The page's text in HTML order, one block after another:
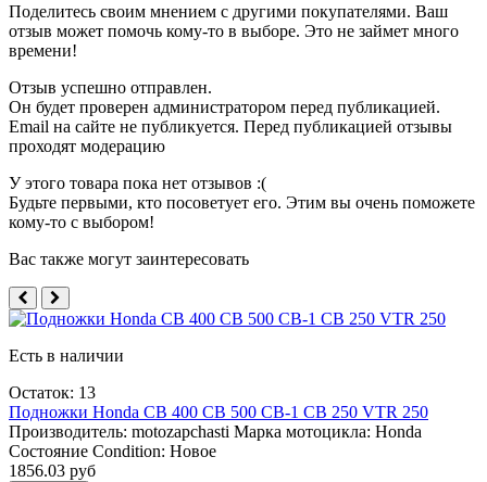
Поделитесь своим мнением с другими покупателями. Ваш
отзыв может помочь кому-то в выборе. Это не займет много
времени!
Отзыв успешно отправлен.
Он будет проверен администратором перед публикацией.
Email на сайте не публикуется. Перед публикацией отзывы
проходят модерацию
У этого товара пока нет отзывов :(
Будьте первыми, кто посоветует его. Этим вы очень поможете
кому-то с выбором!
Вас также могут заинтересовать
Есть в наличии
Остаток: 13
Подножки Honda CB 400 CB 500 CB-1 CB 250 VTR 250
Производитель: motozapchasti Марка мотоцикла: Honda
Состояние Condition: Новое
1856.03 руб